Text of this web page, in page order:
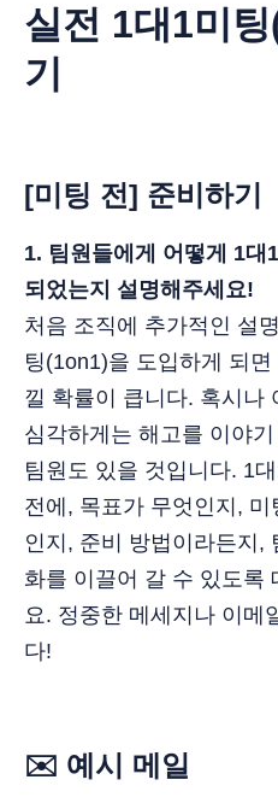
실전 1대1미
기
[미팅 전] 준비하기
1. 팀원들에게 어떻게 1대
되었는지 설명해주세요!
처음 조직에 추가적인 설
팅(1on1)을 도입하게 되
낄 확률이 큽니다. 혹시나
심각하게는 해고를 이야
팀원도 있을 것입니다. 1
전에, 목표가 무엇인지,
인지, 준비 방법이라든지,
화를 이끌어 갈 수 있도록
요. 정중한 메세지나 이메
다!
✉️ 예시 메일